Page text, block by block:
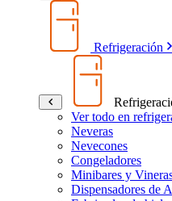
Refrigeración
Ver todo en
Neveras
Nevecones
Congeladores
Minibares y
Dispensadores de